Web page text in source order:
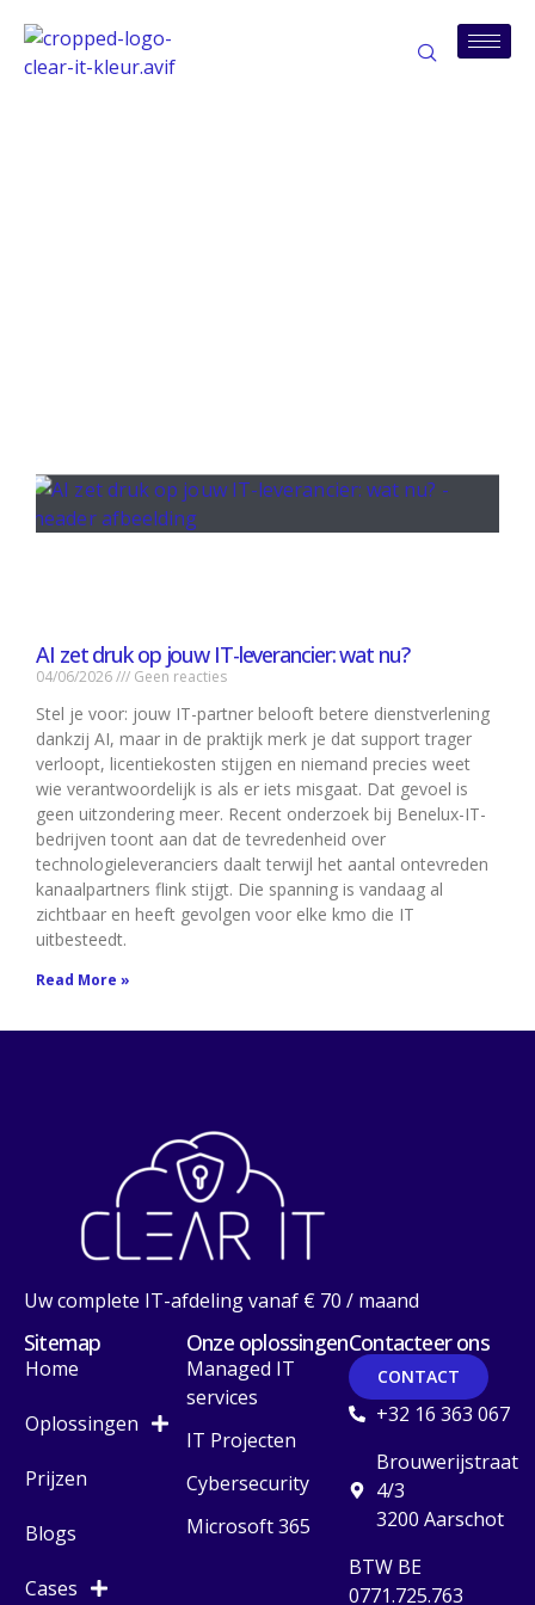
AI zet druk op jouw IT-leverancier: wat nu?
04/06/2026 Geen reacties
Stel je voor: jouw IT-partner belooft betere dienstverlening
dankzij AI, maar in de praktijk merk je dat support trager
verloopt, licentiekosten stijgen en niemand precies weet
wie verantwoordelijk is als er iets misgaat. Dat gevoel is
geen uitzondering meer. Recent onderzoek bij Benelux-IT-
bedrijven toont aan dat de tevredenheid over
technologieleveranciers daalt terwijl het aantal ontevreden
kanaalpartners flink stijgt. Die spanning is vandaag al
zichtbaar en heeft gevolgen voor elke kmo die IT
uitbesteedt.
Read More »
Uw complete IT-afdeling vanaf € 70 / maand
Sitemap
Home
Oplossingen
Prijzen
Blogs
Cases
Onze oplossingen
Managed IT
services
IT Projecten
Cybersecurity
Microsoft 365
Contacteer ons
CONTACT
+32 16 363 067
Brouwerijstraat
4/3
3200 Aarschot
BTW BE
0771.725.763